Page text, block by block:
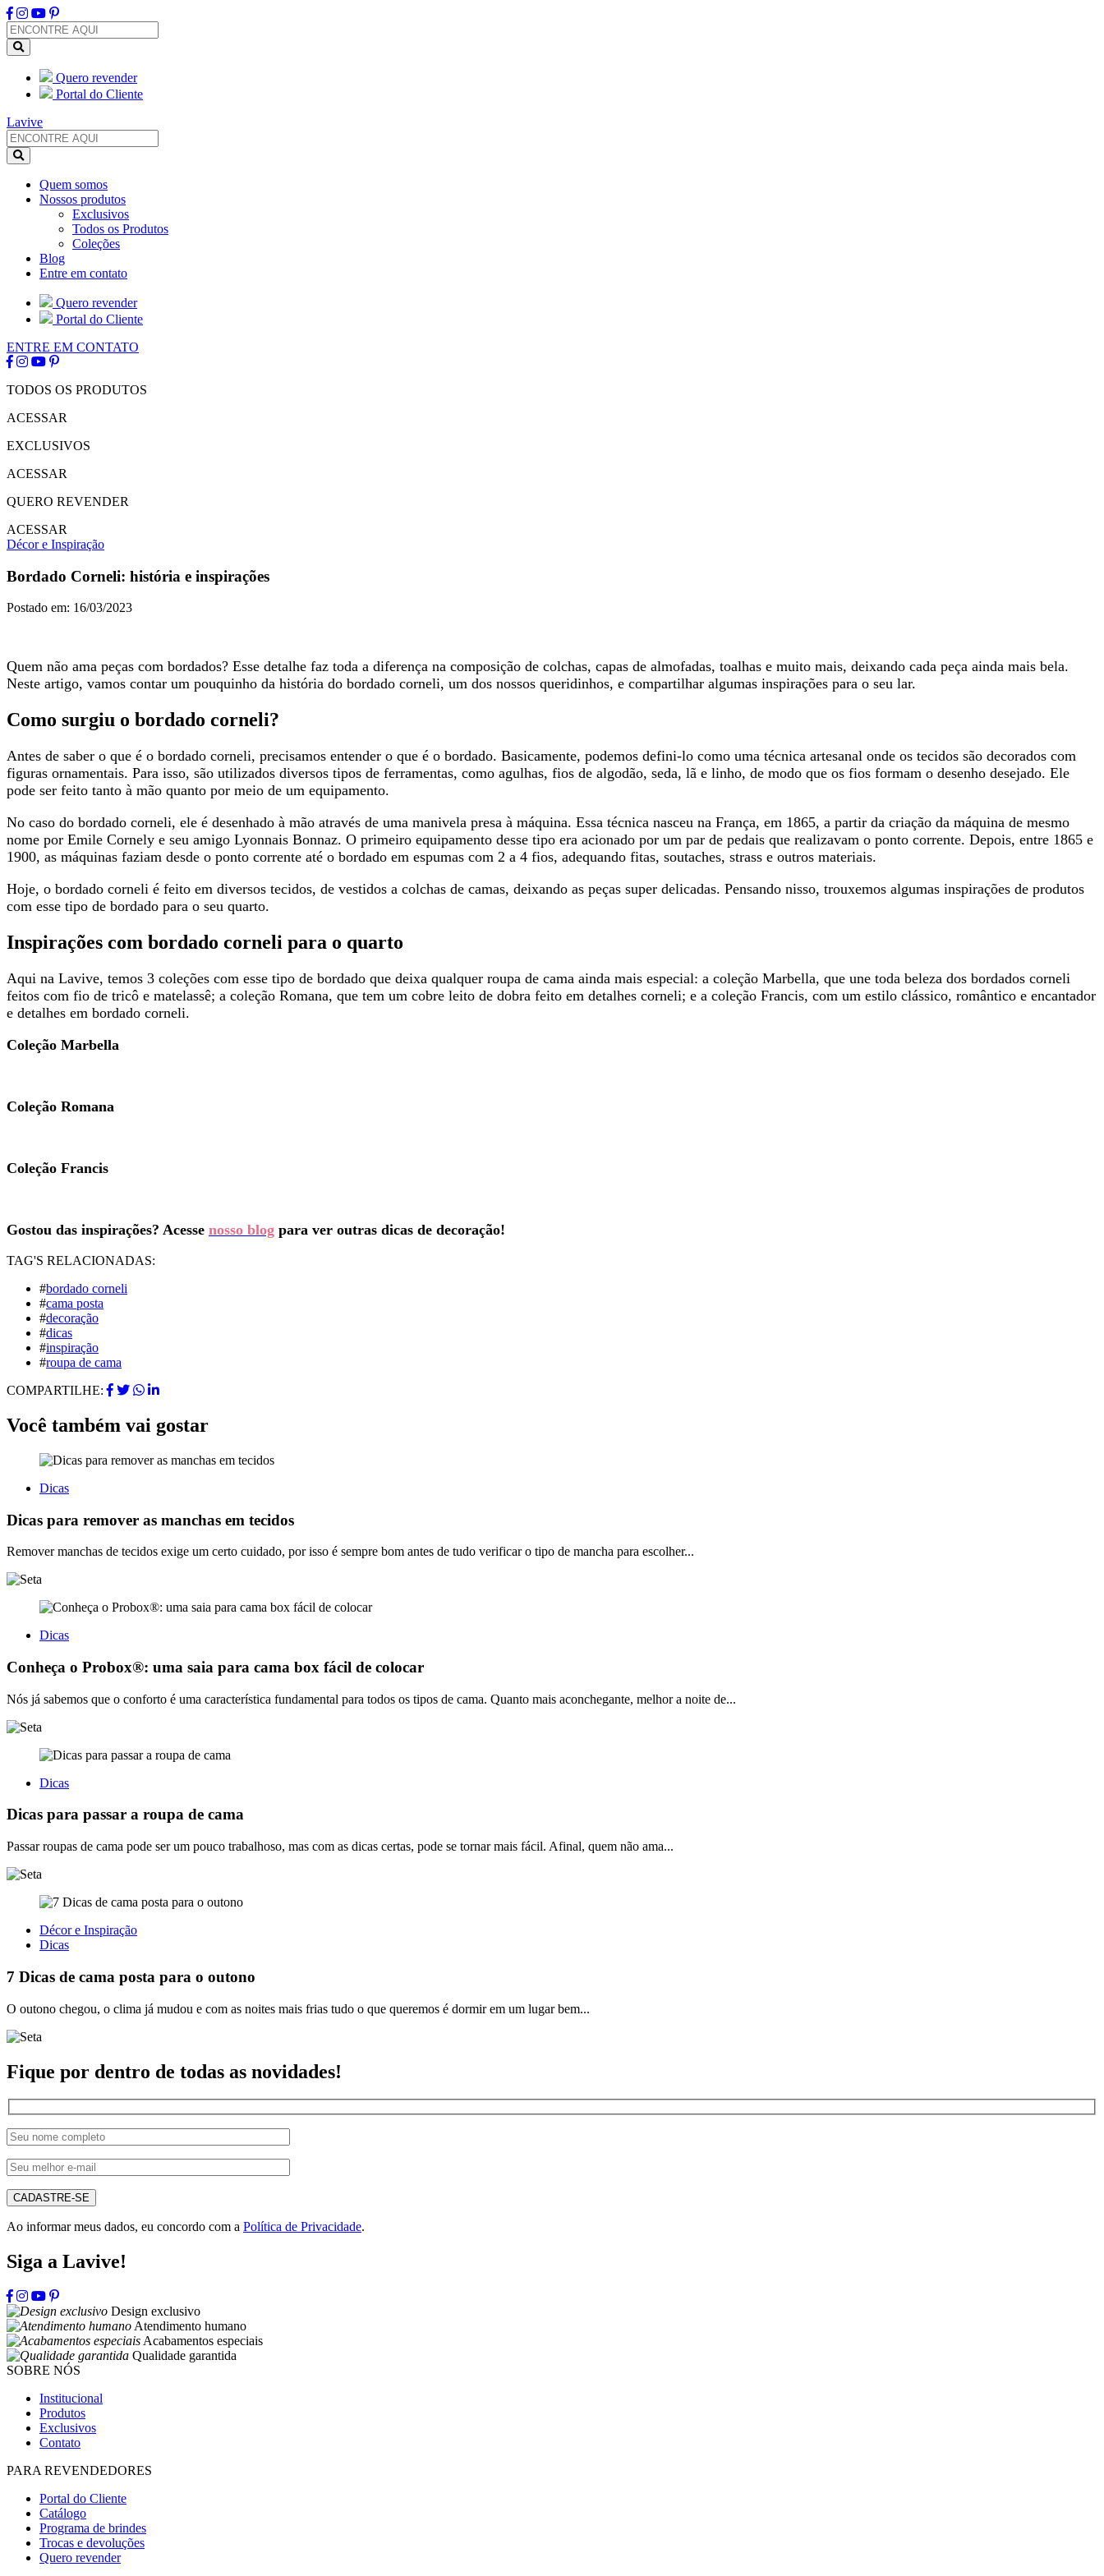
Quero revender
Portal do Cliente
Lavive
Quem somos
Nossos produtos
Exclusivos
Todos os Produtos
Coleções
Blog
Entre em contato
Quero revender
Portal do Cliente
ENTRE EM CONTATO
TODOS OS PRODUTOS
ACESSAR
EXCLUSIVOS
ACESSAR
QUERO REVENDER
ACESSAR
Décor e Inspiração
Bordado Corneli: história e inspirações
Postado em: 16/03/2023
Quem não ama peças com bordados? Esse detalhe faz toda a diferença na composição de colchas, capas de almofadas, toalhas e muito mais, deixando cada peça ainda mais bela.
Neste artigo, vamos contar um pouquinho da história do bordado corneli, um dos nossos queridinhos, e compartilhar algumas inspirações para o seu lar.
Como surgiu o bordado corneli?
Antes de saber o que é o bordado corneli, precisamos entender o que é o bordado. Basicamente, podemos defini-lo como uma técnica artesanal onde os tecidos são decorados com
figuras ornamentais. Para isso, são utilizados diversos tipos de ferramentas, como agulhas, fios de algodão, seda, lã e linho, de modo que os fios formam o desenho desejado. Ele
pode ser feito tanto à mão quanto por meio de um equipamento.
No caso do bordado corneli, ele é desenhado à mão através de uma manivela presa à máquina. Essa técnica nasceu na França, em 1865, a partir da criação da máquina de mesmo
nome por Emile Cornely e seu amigo Lyonnais Bonnaz. O primeiro equipamento desse tipo era acionado por um par de pedais que realizavam o ponto corrente. Depois, entre 1865 e
1900, as máquinas faziam desde o ponto corrente até o bordado em espumas com 2 a 4 fios, adequando fitas, soutaches, strass e outros materiais.
Hoje, o bordado corneli é feito em diversos tecidos, de vestidos a colchas de camas, deixando as peças super delicadas. Pensando nisso, trouxemos algumas inspirações de produtos
com esse tipo de bordado para o seu quarto.
Inspirações com bordado corneli para o quarto
Aqui na Lavive, temos 3 coleções com esse tipo de bordado que deixa qualquer roupa de cama ainda mais especial: a coleção Marbella, que une toda beleza dos bordados corneli
feitos com fio de tricô e matelassê; a coleção Romana, que tem um cobre leito de dobra feito em detalhes corneli; e a coleção Francis, com um estilo clássico, romântico e encantador
e detalhes em bordado corneli.
Coleção Marbella
Coleção Romana
Coleção Francis
Gostou das inspirações? Acesse nosso blog para ver outras dicas de decoração!
TAG'S RELACIONADAS:
#bordado corneli
#cama posta
#decoração
#dicas
#inspiração
#roupa de cama
COMPARTILHE:
Você também vai gostar
Dicas
Dicas para remover as manchas em tecidos
Remover manchas de tecidos exige um certo cuidado, por isso é sempre bom antes de tudo verificar o tipo de mancha para escolher...
Dicas
Conheça o Probox®: uma saia para cama box fácil de colocar
Nós já sabemos que o conforto é uma característica fundamental para todos os tipos de cama. Quanto mais aconchegante, melhor a noite de...
Dicas
Dicas para passar a roupa de cama
Passar roupas de cama pode ser um pouco trabalhoso, mas com as dicas certas, pode se tornar mais fácil. Afinal, quem não ama...
Décor e Inspiração
Dicas
7 Dicas de cama posta para o outono
O outono chegou, o clima já mudou e com as noites mais frias tudo o que queremos é dormir em um lugar bem...
Fique por dentro de todas as novidades!
CADASTRE-SE
Ao informar meus dados, eu concordo com a Política de Privacidade.
Siga a Lavive!
Design exclusivo
Atendimento humano
Acabamentos especiais
Qualidade garantida
SOBRE NÓS
Institucional
Produtos
Exclusivos
Contato
PARA REVENDEDORES
Portal do Cliente
Catálogo
Programa de brindes
Trocas e devoluções
Quero revender